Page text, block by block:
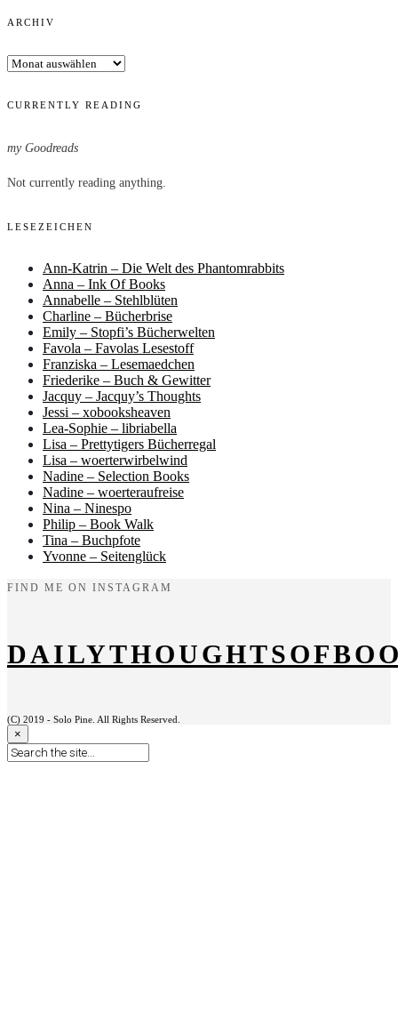
ARCHIV
Archiv
CURRENTLY READING
my Goodreads
Not currently reading anything.
LESEZEICHEN
Ann-Katrin – Die Welt des Phantomrabbits
Anna – Ink Of Books
Annabelle – Stehlblüten
Charline – Bücherbrise
Emily – Stopfi’s Bücherwelten
Favola – Favolas Lesestoff
Franziska – Lesemaedchen
Friederike – Buch & Gewitter
Jacquy – Jacquy’s Thoughts
Jessi – xobooksheaven
Lea-Sophie – libriabella
Lisa – Prettytigers Bücherregal
Lisa – woerterwirbelwind
Nadine – Selection Books
Nadine – woerteraufreise
Nina – Ninespo
Philip – Book Walk
Tina – Buchpfote
Yvonne – Seitenglück
FIND ME ON INSTAGRAM
(C) 2019 - Solo Pine. All Rights Reserved.
×